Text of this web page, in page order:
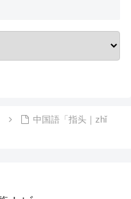
中国語「指头｜zhǐ